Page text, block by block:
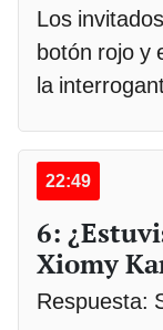
Los
botón rojo y
la
22:49
6:
Xiomy
Respuesta: